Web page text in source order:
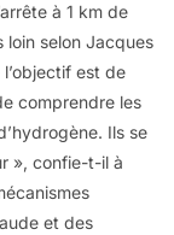
à 1 km de
loin selon Jacques
est de
comprendre les
Ils se
», confie-t-il à
et des